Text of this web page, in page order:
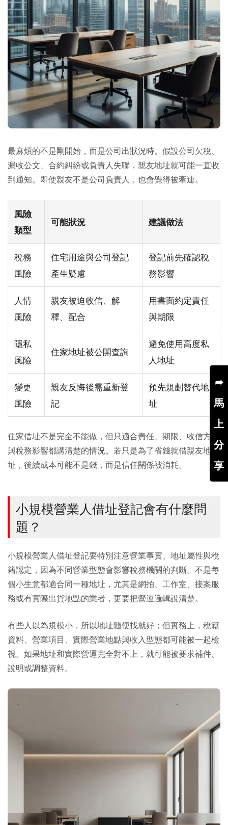
最麻煩的不是剛開始，而是公司出狀況時。假設公司欠稅、
漏收公文、合約糾紛或負責人失聯，親友地址就可能一直收
到通知。即使親友不是公司負責人，也會覺得被牽連。
風險
類型
可能狀況 建議做法
稅務
風險
住宅用途與公司登記
產生疑慮
登記前先確認稅
務影響
人情
風險
親友被迫收信、解
釋、配合
用書面約定責任
與期限
隱私
風險
住家地址被公開查詢
避免使用高度私
人地址
變更
風險
親友反悔後需重新登
記
預先規劃替代地
址
住家借址不是完全不能做，但只適合責任、期限、收信方式
與稅務影響都講清楚的情況。若只是為了省錢就借親友地
址，後續成本可能不是錢，而是信任關係被消耗。
小規模營業人借址登記會有什麼問
題？
小規模營業人借址登記要特別注意營業事實、地址屬性與稅
籍認定，因為不同營業型態會影響稅務機關的判斷。不是每
個小生意都適合同一種地址，尤其是網拍、工作室、接案服
務或有實際出貨地點的業者，更要把營運邏輯說清楚。
有些人以為規模小，所以地址隨便找就好；但實務上，稅籍
資料、營業項目、實際營業地點與收入型態都可能被一起檢
視。如果地址和實際營運完全對不上，就可能被要求補件、
說明或調整資料。
➦
馬
上
分
享